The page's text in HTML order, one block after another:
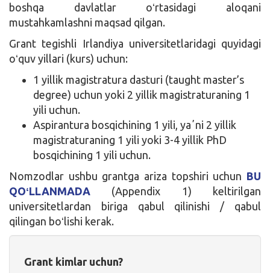
boshqa davlatlar oʻrtasidagi aloqani
mustahkamlashni maqsad qilgan.
Grant tegishli Irlandiya universitetlaridagi quyidagi
oʻquv yillari (kurs) uchun:
1 yillik magistratura dasturi (taught master’s
degree) uchun yoki 2 yillik magistraturaning 1
yili uchun.
Aspirantura bosqichining 1 yili, yaʼni 2 yillik
magistraturaning 1 yili yoki 3-4 yillik PhD
bosqichining 1 yili uchun.
Nomzodlar ushbu grantga ariza topshiri uchun BU
QOʻLLANMADA (Appendix 1) keltirilgan
universitetlardan biriga qabul qilinishi / qabul
qilingan boʻlishi kerak.
Grant kimlar uchun?